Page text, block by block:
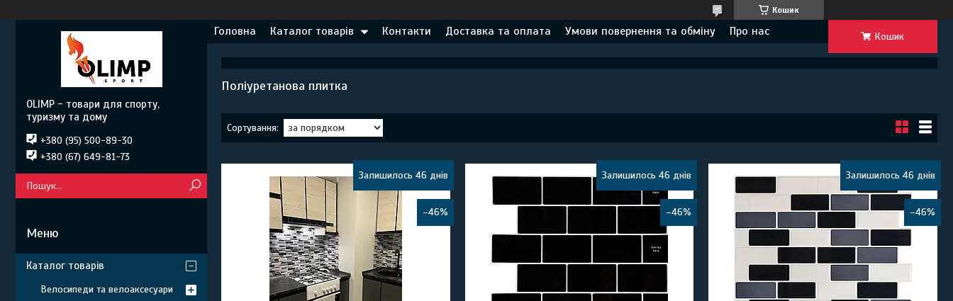
Кошик
Головна Каталог товарів Контакти Доставка та оплата Умови повернення та обміну Про нас Кошик
Поліуретанова плитка
–46%
Залишилось 46 днів
–46%
Залишилось 46 днів
–46%
Залишилось 46 днів
OLIMP - товари для спорту,
туризму та дому
+380 (95) 500-89-30
+380 (67) 649-81-73
Каталог товарів
Велосипеди та велоаксесуари